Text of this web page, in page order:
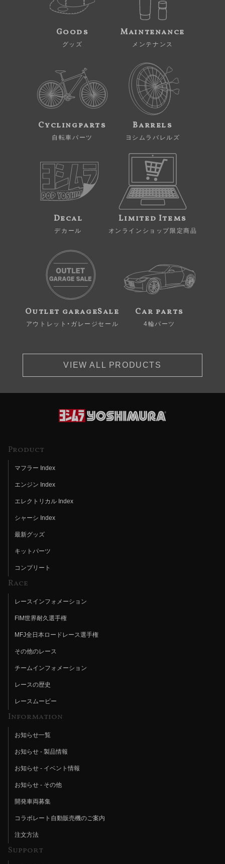
Goods
グッズ
Maintenance
メンテナンス
Cyclingparts
自転車パーツ
Barrels
ヨシムラバレルズ
Decal
デカール
Limited Items
オンラインショップ限定商品
Outlet garageSale
アウトレット・ガレージセール
Car parts
4輪パーツ
VIEW ALL PRODUCTS
Product
マフラー Index
エンジン Index
エレクトリカル Index
シャーシ Index
最新グッズ
キットパーツ
コンプリート
Race
レースインフォメーション
FIM世界耐久選手権
MFJ全日本ロードレース選手権
その他のレース
チームインフォメーション
レースの歴史
レースムービー
Information
お知らせ一覧
お知らせ - 製品情報
お知らせ - イベント情報
お知らせ - その他
開発車両募集
コラボレート自動販売機のご案内
注文方法
Support